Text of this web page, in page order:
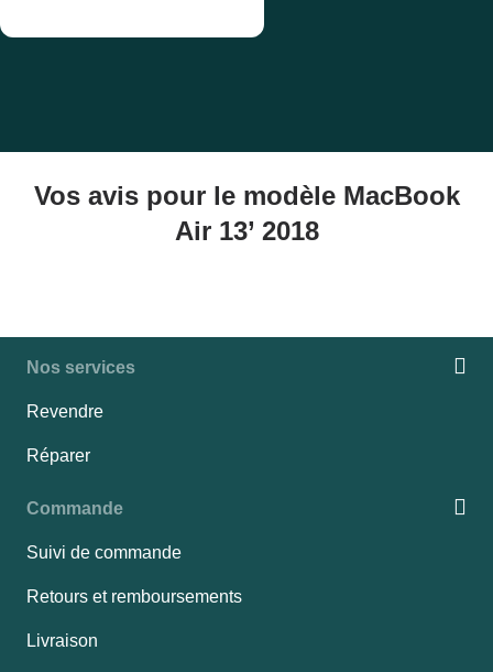
Vos avis pour le modèle MacBook
Air 13’ 2018
Nos services
Revendre
Réparer
Commande
Suivi de commande
Retours et remboursements
Livraison